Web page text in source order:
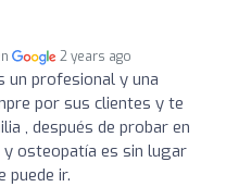
2 years ago
un profesional y una
por sus clientes y te
, después de probar en
osteopatía es sin lugar
puede ir.